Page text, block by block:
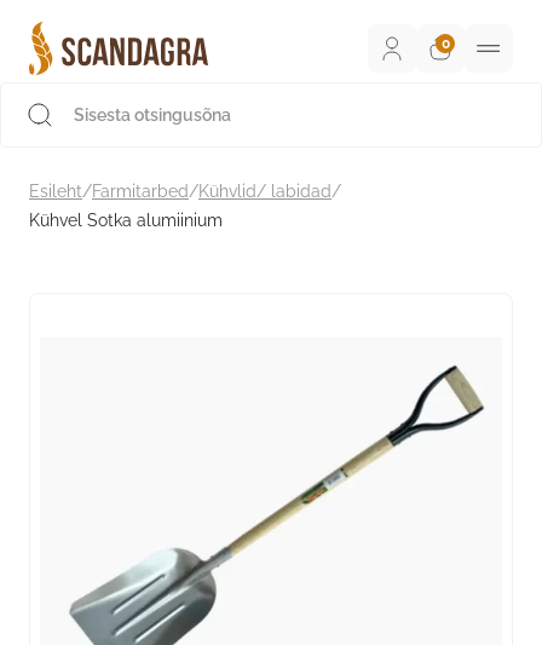
sisu
juurde
Esileht/Farmitarbed/Kühvlid/ labidad/
Kühvel Sotka alumiinium